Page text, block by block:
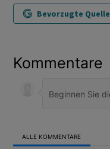
Bevorzugte Quelle
Kommentare
ALLE KOMMENTARE